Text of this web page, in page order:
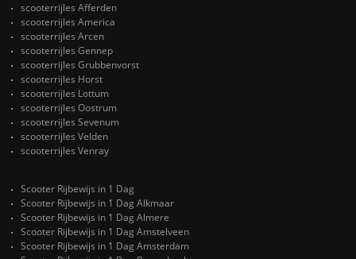
scooterrijles Afferden
scooterrijles America
scooterrijles Arcen
scooterrijles Gennep
scooterrijles Grubbenvorst
scooterrijles Horst
scooterrijles Lottum
scooterrijles Oostrum
scooterrijles Sevenum
scooterrijles Velden
scooterrijles Venray
Scooter Rijbewijs in 1 Dag
Scooter Rijbewijs in 1 Dag Alkmaar
Scooter Rijbewijs in 1 Dag Almere
Scooter Rijbewijs in 1 Dag Amstelveen
Scooter Rijbewijs in 1 Dag Amsterdam